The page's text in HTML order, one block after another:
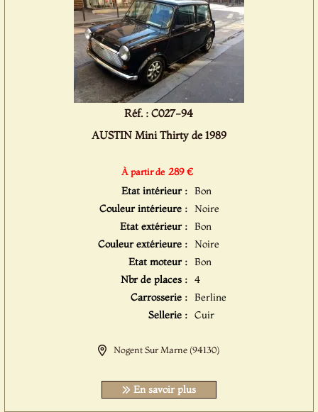
Réf. : C027-94
AUSTIN Mini Thirty de 1989
À partir de 289 €
Etat intérieur : Bon
Couleur intérieure : Noire
Etat extérieur : Bon
Couleur extérieure : Noire
Etat moteur : Bon
Nbr de places : 4
Carrosserie : Berline
Sellerie : Cuir
Nogent Sur Marne (94130)
En savoir plus